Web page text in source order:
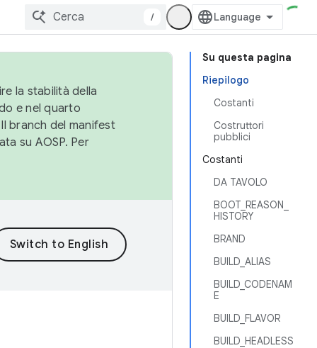
/
Su questa pagina
Riepilogo
Costanti
Costruttori
pubblici
Costanti
DA TAVOLO
BOOT_REASON_
HISTORY
BRAND
BUILD_ALIAS
BUILD_CODENAM
E
BUILD_FLAVOR
BUILD_HEADLESS
la stabilità della
e nel quarto
Il branch del manifest
su AOSP. Per